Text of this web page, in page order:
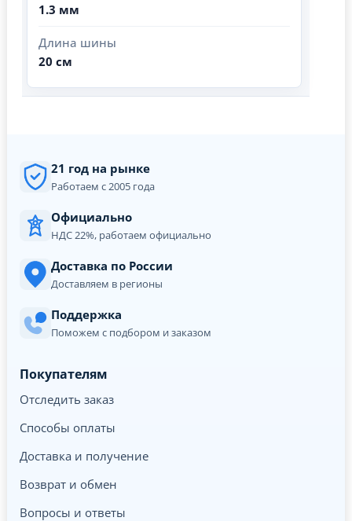
1.3 мм
Длина шины
20 см
21 год на рынке
Работаем с 2005 года
Официально
НДС 22%, работаем официально
Доставка по России
Доставляем в регионы
Поддержка
Поможем с подбором и заказом
Покупателям
Отследить заказ
Способы оплаты
Доставка и получение
Возврат и обмен
Вопросы и ответы